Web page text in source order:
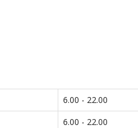
6.00 - 22.00
6.00 - 22.00